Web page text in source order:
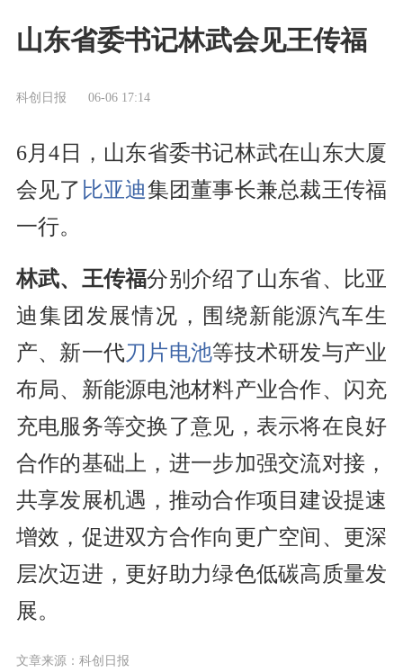
山东省委书记林武会见王传福
科创日报 06-06 17:14
6月4日，山东省委书记林武在山东大厦
会见了 比亚迪集团董事长兼总裁王传福
一行。
林武、王传福分别介绍了山东省、比亚
迪集团发展情况，围绕新能源汽车生
产、新一代刀片电池等技术研发与产业
布局、新能源电池材料产业合作、闪充
充电服务等交换了意见，表示将在良好
合作的基础上，进一步加强交流对接，
共享发展机遇，推动合作项目建设提速
增效，促进双方合作向更广空间、更深
层次迈进，更好助力绿色低碳高质量发
展。
文章来源：科创日报